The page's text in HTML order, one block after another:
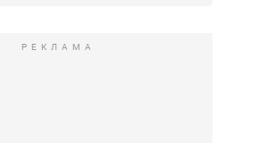
РЕКЛАМА